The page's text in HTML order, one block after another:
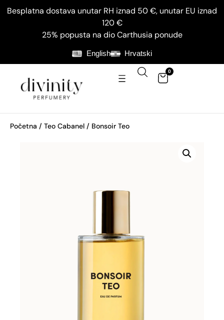
Besplatna dostava unutar RH iznad 50 €, unutar EU iznad
120 €
25% popusta na dio Carthusia ponude
English Hrvatski
0
Početna / Teo Cabanel / Bonsoir Teo